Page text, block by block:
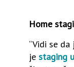
Home
“Vidi se
je staging